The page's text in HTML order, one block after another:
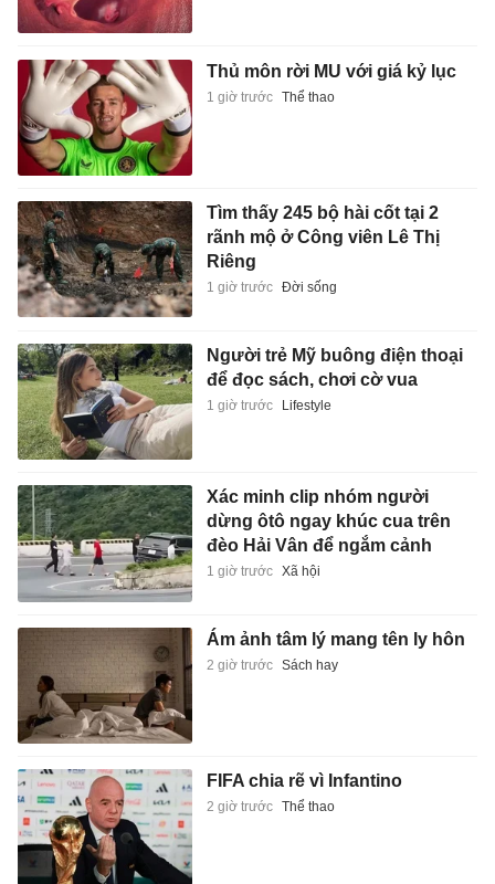
Thủ môn rời MU với giá kỷ lục
1 giờ trước Thể thao
Tìm thấy 245 bộ hài cốt tại 2
rãnh mộ ở Công viên Lê Thị
Riêng
1 giờ trước Đời sống
Người trẻ Mỹ buông điện thoại
để đọc sách, chơi cờ vua
1 giờ trước Lifestyle
Xác minh clip nhóm người
dừng ôtô ngay khúc cua trên
đèo Hải Vân để ngắm cảnh
1 giờ trước Xã hội
Ám ảnh tâm lý mang tên ly hôn
2 giờ trước Sách hay
FIFA chia rẽ vì Infantino
2 giờ trước Thể thao